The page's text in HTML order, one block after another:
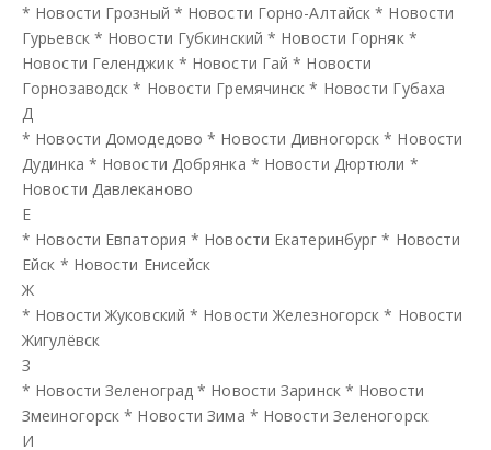
* Новости Грозный * Новости Горно-Алтайск * Новости
Гурьевск * Новости Губкинский * Новости Горняк *
Новости Геленджик * Новости Гай * Новости
Горнозаводск * Новости Гремячинск * Новости Губаха
Д
* Новости Домодедово * Новости Дивногорск * Новости
Дудинка * Новости Добрянка * Новости Дюртюли *
Новости Давлеканово
Е
* Новости Евпатория * Новости Екатеринбург * Новости
Ейск * Новости Енисейск
Ж
* Новости Жуковский * Новости Железногорск * Новости
Жигулёвск
З
* Новости Зеленоград * Новости Заринск * Новости
Змеиногорск * Новости Зима * Новости Зеленогорск
И